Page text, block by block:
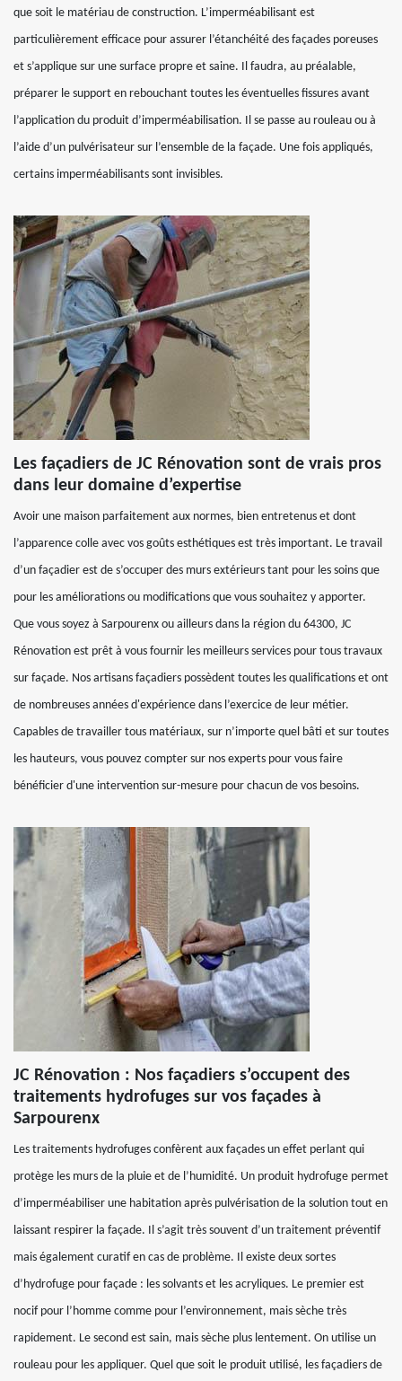
que soit le matériau de construction. L’imperméabilisant est
particulièrement efficace pour assurer l’étanchéité des façades poreuses
et s’applique sur une surface propre et saine. Il faudra, au préalable,
préparer le support en rebouchant toutes les éventuelles fissures avant
l’application du produit d’imperméabilisation. Il se passe au rouleau ou à
l’aide d’un pulvérisateur sur l’ensemble de la façade. Une fois appliqués,
certains imperméabilisants sont invisibles.
Les façadiers de JC Rénovation sont de vrais pros
dans leur domaine d’expertise
Avoir une maison parfaitement aux normes, bien entretenus et dont
l’apparence colle avec vos goûts esthétiques est très important. Le travail
d’un façadier est de s’occuper des murs extérieurs tant pour les soins que
pour les améliorations ou modifications que vous souhaitez y apporter.
Que vous soyez à Sarpourenx ou ailleurs dans la région du 64300, JC
Rénovation est prêt à vous fournir les meilleurs services pour tous travaux
sur façade. Nos artisans façadiers possèdent toutes les qualifications et ont
de nombreuses années d'expérience dans l’exercice de leur métier.
Capables de travailler tous matériaux, sur n’importe quel bâti et sur toutes
les hauteurs, vous pouvez compter sur nos experts pour vous faire
bénéficier d'une intervention sur-mesure pour chacun de vos besoins.
JC Rénovation : Nos façadiers s’occupent des
traitements hydrofuges sur vos façades à
Sarpourenx
Les traitements hydrofuges confèrent aux façades un effet perlant qui
protège les murs de la pluie et de l’humidité. Un produit hydrofuge permet
d’imperméabiliser une habitation après pulvérisation de la solution tout en
laissant respirer la façade. Il s’agit très souvent d’un traitement préventif
mais également curatif en cas de problème. Il existe deux sortes
d’hydrofuge pour façade : les solvants et les acryliques. Le premier est
nocif pour l’homme comme pour l’environnement, mais sèche très
rapidement. Le second est sain, mais sèche plus lentement. On utilise un
rouleau pour les appliquer. Quel que soit le produit utilisé, les façadiers de